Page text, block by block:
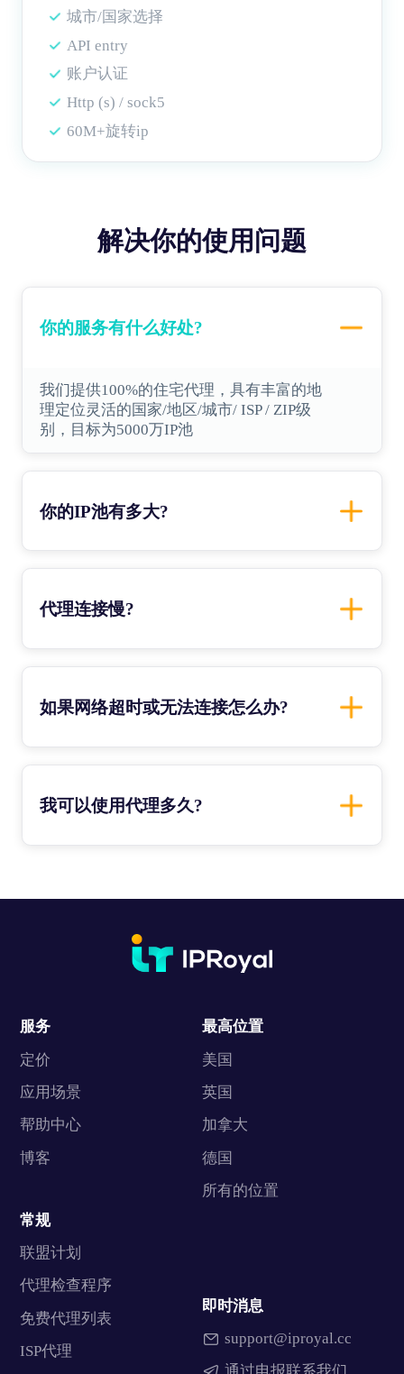
城市/国家选择
API entry
账户认证
Http (s) / sock5
60M+旋转ip
解决你的使用问题
你的服务有什么好处?
我们提供100%的住宅代理，具有丰富的地
理定位灵活的国家/地区/城市/ ISP / ZIP级
别，目标为5000万IP池
你的IP池有多大?
代理连接慢?
如果网络超时或无法连接怎么办?
我可以使用代理多久?
服务
定价
应用场景
帮助中心
博客
最高位置
美国
英国
加拿大
德国
所有的位置
常规
联盟计划
代理检查程序
免费代理列表
ISP代理
即时消息
support@iproyal.cc